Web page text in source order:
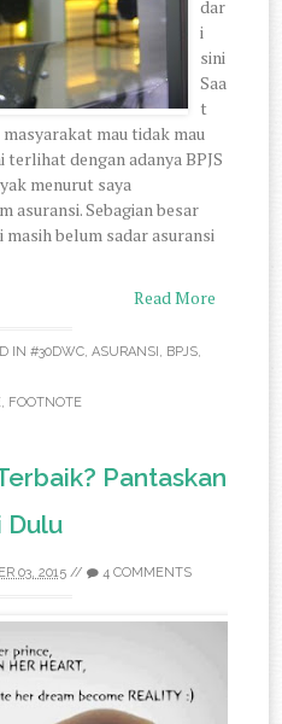
dar
i
sini
Saa
t
mau tidak mau
terlihat dengan adanya BPJS
menurut saya
asuransi. Sebagian besar
belum sadar asuransi
Read More
IN #30DWC, ASURANSI , BPJS,
, FOOTNOTE
Pantaskan
Dulu
03, 2015// 4 COMMENTS